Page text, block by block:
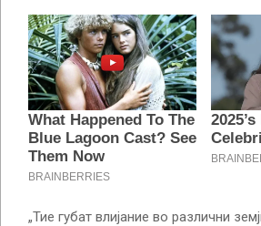
„Тие губат влијание во различни